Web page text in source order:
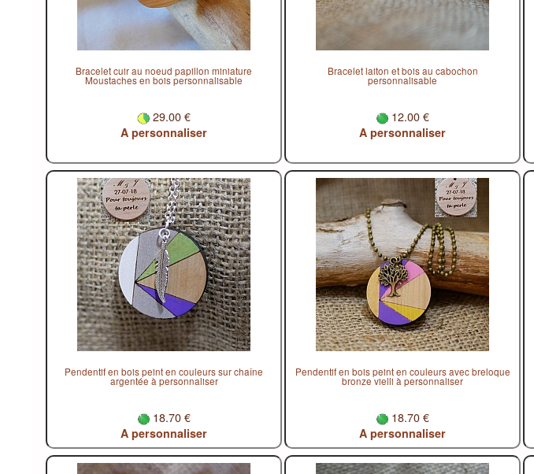
Bracelet cuir au noeud papillon miniature
Moustaches en bois personnalisable
29.00 €
A personnaliser
Bracelet laiton et bois au cabochon
personnalisable
12.00 €
A personnaliser
Pendentif en bois peint en couleurs sur chaîne
argentée à personnaliser
18.70 €
A personnaliser
Pendentif en bois peint en couleurs avec breloque
bronze vielli à personnaliser
18.70 €
A personnaliser